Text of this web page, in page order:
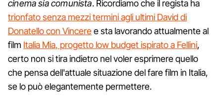
cinema sia comunista. Ricordiamo che il regista ha
trionfato senza mezzi termini agli ultimi David di
Donatello con Vinceree sta lavorando attualmente al
film Italia Mia, progetto low budget ispirato a Fellini,
certo non si tira indietro nel voler esprimere quello
che pensa dell'attuale situazione del fare film in Italia,
se lo può elegantemente permettere.